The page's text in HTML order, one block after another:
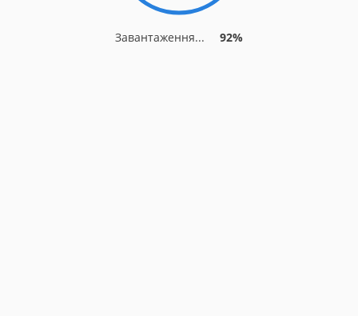
Завантаження... 92%